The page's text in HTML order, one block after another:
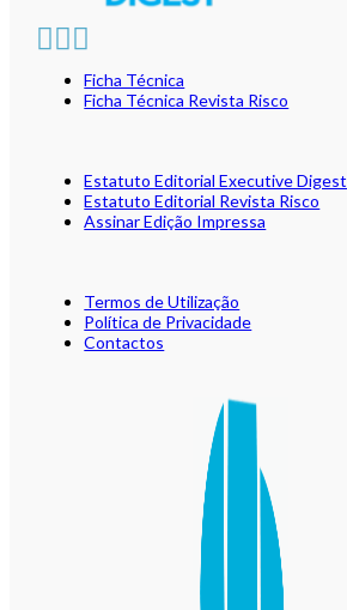
Ficha Técnica
Ficha Técnica Revista Risco
Estatuto Editorial Executive Digest
Estatuto Editorial Revista Risco
Assinar Edição Impressa
Termos de Utilização
Política de Privacidade
Contactos